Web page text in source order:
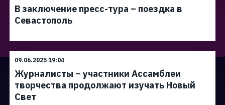
В заключение пресс-тура – поездка в
Севастополь
09.06.2025 19:04
Журналисты – участники Ассамблеи
творчества продолжают изучать Новый
Свет